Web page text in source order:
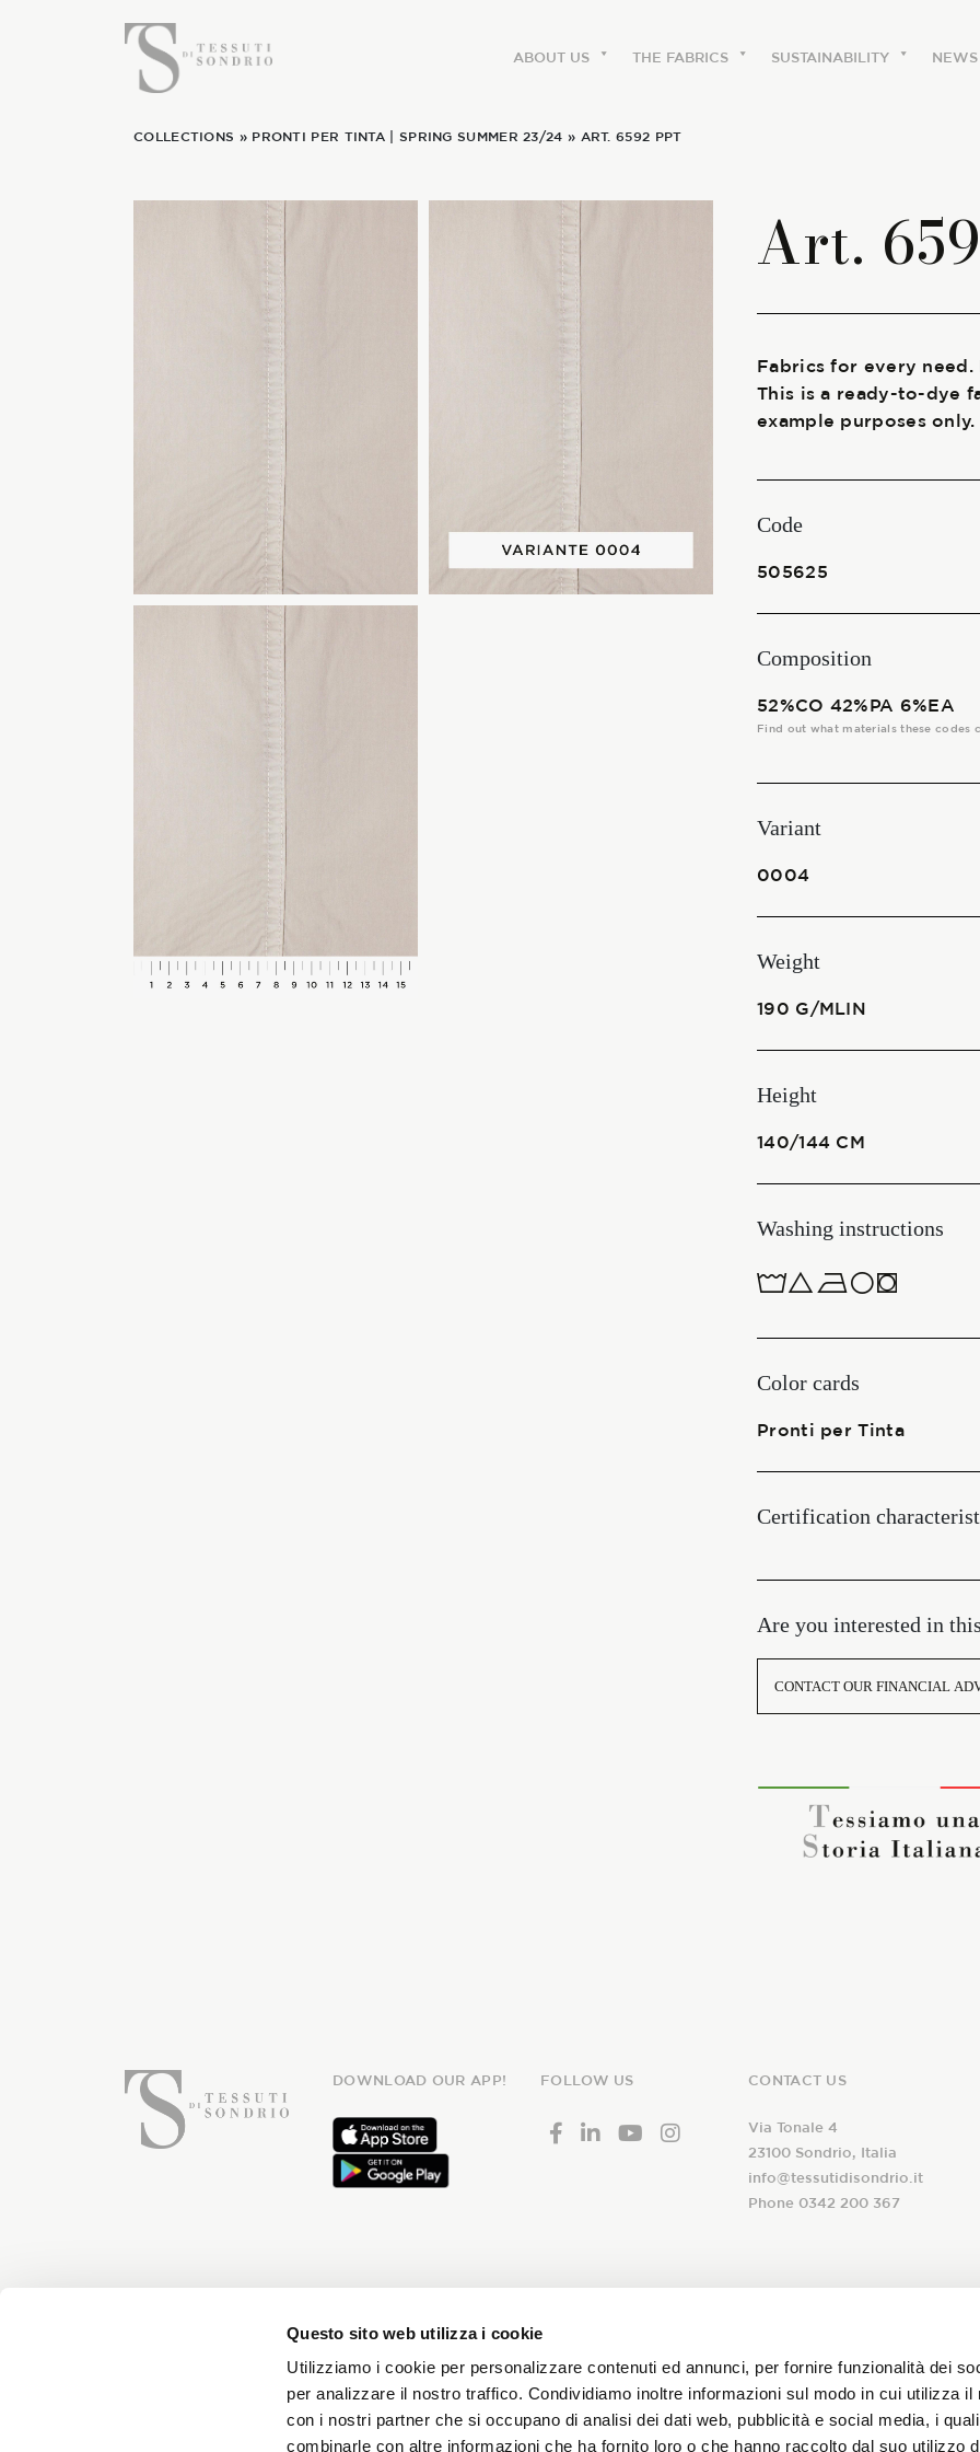
Questo sito web utilizza i cookie
Utilizziamo i cookie per personalizzare contenuti ed annunci, per fornire funzionalità dei
per analizzare il nostro traffico. Condividiamo inoltre informazioni sul modo in cui utilizza il
con i nostri partner che si occupano di analisi dei dati web, pubblicità e social media, i
combinarle con altre informazioni che ha fornito loro o che hanno raccolto dal suo utilizzo
ABOUT US THE FABRICS SUSTAINABILITY NEWS
COLLECTIONS » PRONTI PER TINTA SPRING SUMMER 23/24 » ART. 6592 PPT
Art.
Fabrics for every
This is a ready-to-dye
example purposes only.
Code
505625
Composition
52%CO 42%PA 6%EA
Find out what materials these codes
Variant
0004
Weight
190 G/MLIN
Height
140/144 CM
Washing instructions
1ucQJ
Color cards
Pronti per Tinta
Certification
Are you interested in
CONTACT OUR FINANCIAL
DOWNLOAD OUR APP! FOLLOW US CONTACT US
Via Tonale 4
23100 Sondrio, Italia
info@tessutidisondrio.it
Phone 0342 200 367
Subscribe to our
newsletter!
You will receive news every month and promotions on our fabrics!
I declare that I have read
consent to the treatment
subscription to the Tessuti
The labels
Our history
Work with us
Share our fabrics
The season Fall/Winter
The season Spring/Summer
bunch
The characteristics
Heart for Earth
UpCycle
Certifications
Start together
CONTACT US